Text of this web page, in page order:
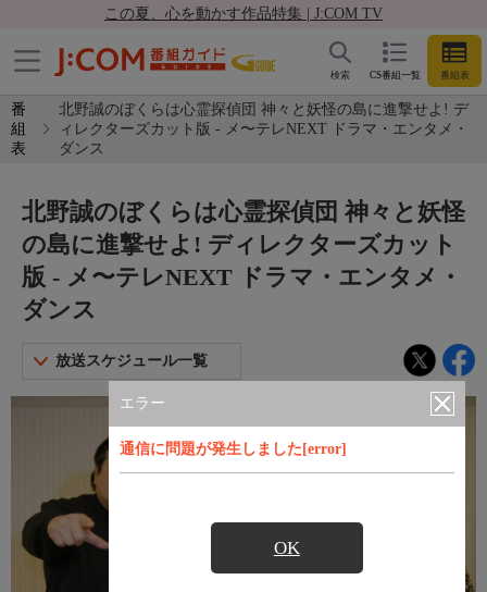
この夏、心を動かす作品特集 | J:COM TV
CS番組一覧 番組表
検索
番
組
表
北野誠のぼくらは心霊探偵団 神々と妖怪の島に進撃せよ! デ
ィレクターズカット版 - メ〜テレNEXT ドラマ・エンタメ・
ダンス
エラー
通信に問題が発生しました[error]
OK
北野誠のぼくらは心霊探偵団 神々と妖怪
の島に進撃せよ! ディレクターズカット
版 - メ〜テレNEXT ドラマ・エンタメ・
ダンス
放送スケジュール一覧